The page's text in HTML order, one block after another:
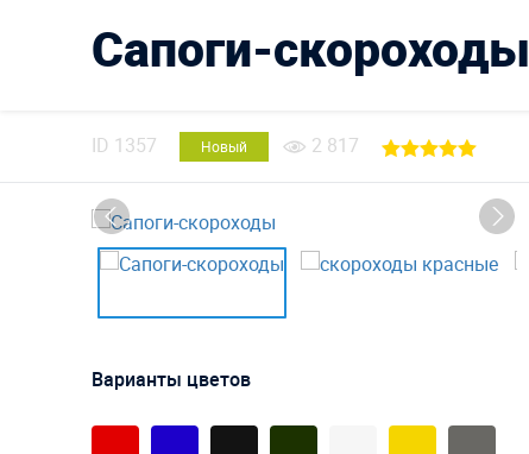
Сапоги-скороходы
ID 1357 Новый 2 817
Варианты цветов